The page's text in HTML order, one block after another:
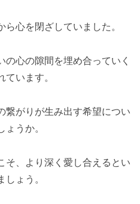
心を閉ざしていました。
心の隙間を埋め合っていく
います。
繋がりが生み出す希望につい
うか。
そ、より深く愛し合えるとい
ょう。